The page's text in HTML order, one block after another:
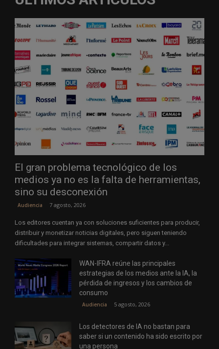
El gran problema tecnológico de los
medios ya no es la falta de herramientas,
sino su desconexión
Audiencia 7 agosto, 2026
Los editores cuentan ya con soluciones suficientes para producir,
distribuir y monetizar noticias digitales, pero siguen teniendo
dificultades para integrar sistemas, compartir datos y...
WAN-IFRA reúne las principales
estrategias de los medios ante la IA, la
pérdida de ingresos y los cambios de
consumo
Audiencia 5 agosto, 2026
Los detectores de IA no bastan para
saber si un contenido ha sido escrito por
una persona